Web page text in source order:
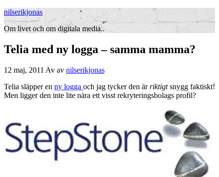
nilserikjonas
Om livet och om digitala media..
Telia med ny logga – samma mamma?
12 maj, 2011 Av av nilserikjonas
Telia släpper en ny logga och jag tycker den ärriktigtsnygg faktiskt!
Men ligger den inte lite nära ett visst rekryteringsbolags profil?